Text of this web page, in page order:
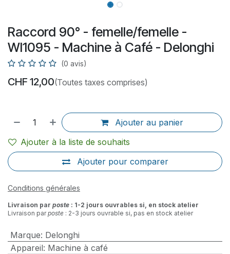
Raccord 90° - femelle/femelle -
WI1095 - Machine à Café - Delonghi
(0 avis)
CHF 12,00(Toutes taxes comprises)
Ajouter au panier
Ajouter pour comparer
Ajouter à la liste de souhaits
Conditions générales
Livraison par poste : 1-2 jours ouvrables si, en stock atelier
Livraison parposte : 2-3 jours ouvrable si, pas en stock atelier
Marque: Delonghi
Appareil: Machine à café